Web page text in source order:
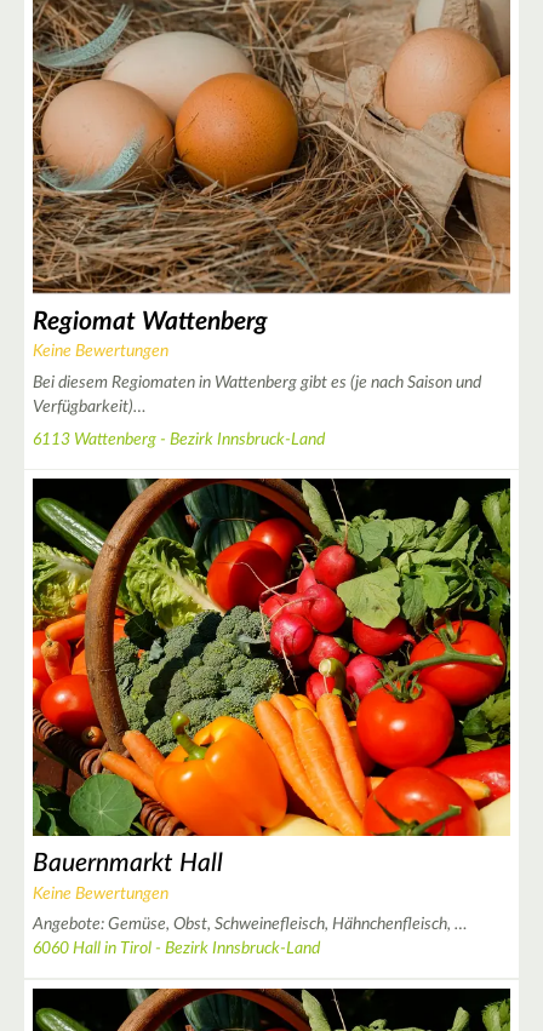
Regiomat Wattenberg
Keine Bewertungen
Bei diesem Regiomaten in Wattenberg gibt es (je nach Saison und
Verfügbarkeit)…
6113 Wattenberg - Bezirk Innsbruck-Land
Bauernmarkt Hall
Keine Bewertungen
Angebote: Gemüse, Obst, Schweinefleisch, Hähnchenfleisch, …
6060 Hall in Tirol - Bezirk Innsbruck-Land